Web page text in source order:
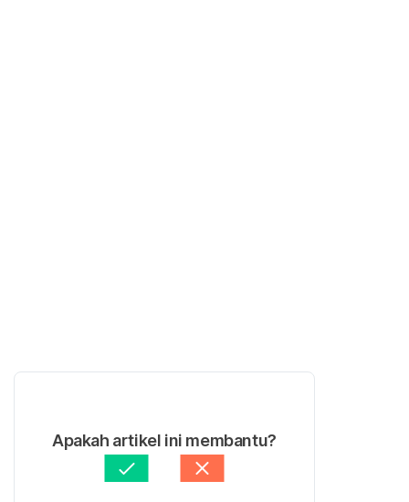
Apakah artikel ini membantu?